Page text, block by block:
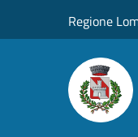
Regione